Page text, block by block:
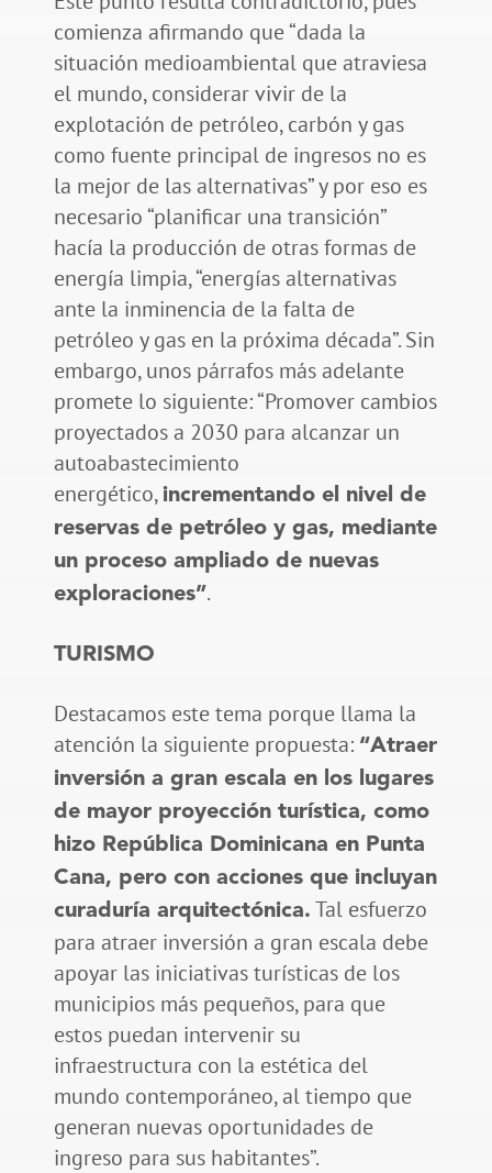
comienza afirmando que “dada la
situación medioambiental que atraviesa
el mundo, considerar vivir de la
explotación de petróleo, carbón y gas
como fuente principal de ingresos no es
la mejor de las alternativas” y por eso es
necesario “planificar una transición”
hacía la producción de otras formas de
energía limpia, “energías alternativas
ante la inminencia de la falta de
petróleo y gas en la próxima década”. Sin
embargo, unos párrafos más adelante
promete lo siguiente: “Promover cambios
proyectados a 2030 para alcanzar un
autoabastecimiento
energético, incrementando el nivel de
reservas de petróleo y gas, mediante
un proceso ampliado de nuevas
exploraciones”.
TURISMO
Destacamos este tema porque llama la
atención la siguiente propuesta: “Atraer
inversión a gran escala en los lugares
de mayor proyección turística, como
hizo República Dominicana en Punta
Cana, pero con acciones que incluyan
curaduría arquitectónica. Tal esfuerzo
para atraer inversión a gran escala debe
apoyar las iniciativas turísticas de los
municipios más pequeños, para que
estos puedan intervenir su
infraestructura con la estética del
mundo contemporáneo, al tiempo que
generan nuevas oportunidades de
ingreso para sus habitantes”.